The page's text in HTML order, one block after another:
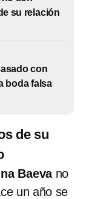
su relación
con
boda falsa
de su
Baevano
un año se